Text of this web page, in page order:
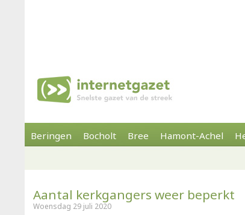
Beringen Bocholt Bree Hamont-Achel
Aantal kerkgangers weer beperkt
Woensdag 29 juli 2020